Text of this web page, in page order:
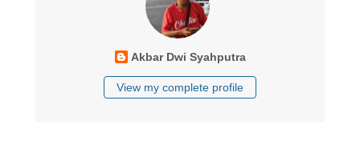
Akbar Dwi Syahputra
View my complete profile